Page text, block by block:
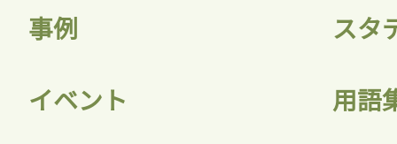
記事をお気に入りに
ログインが必
事例 スタ
イベント 用語